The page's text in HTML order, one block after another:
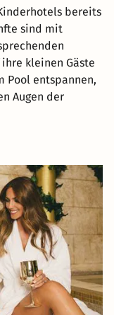
bereits
sind mit
kleinen Gäste
Pool entspannen,
Augen der